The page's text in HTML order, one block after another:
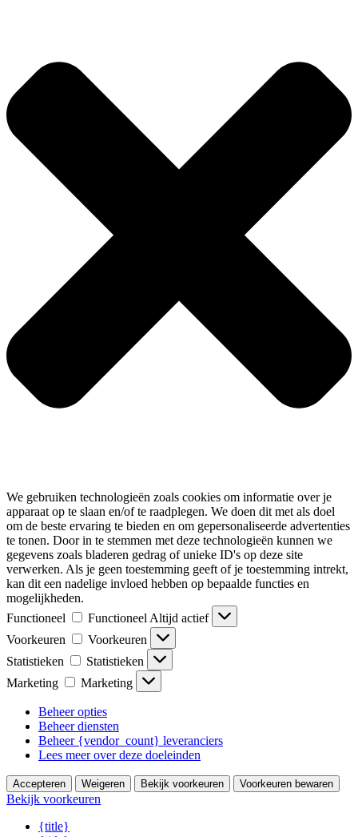
We gebruiken technologieën zoals cookies om informatie over je
apparaat op te slaan en/of te raadplegen. We doen dit met als doel
om de beste ervaring te bieden en om gepersonaliseerde advertenties
te tonen. Door in te stemmen met deze technologieën kunnen we
gegevens zoals bladeren gedrag of unieke ID's op deze site
verwerken. Als je geen toestemming geeft of je toestemming intrekt,
kan dit een nadelige invloed hebben op bepaalde functies en
mogelijkheden.
Functioneel
Functioneel Altijd actief
Voorkeuren
Voorkeuren
Statistieken
Statistieken
Marketing
Marketing
Beheer opties
Beheer diensten
Beheer {vendor_count} leveranciers
Lees meer over deze doeleinden
Accepteren Weigeren Bekijk voorkeuren Voorkeuren bewaren
Bekijk voorkeuren
{title}